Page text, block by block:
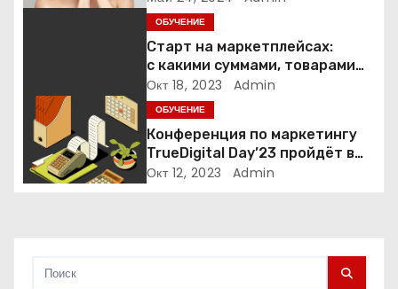
п
и
с
Янины Рыбаковой проводят
бьюти-рынок Беларуси?
ОБУЧЕНИЕ
Старт на маркетплейсах:
с какими суммами, товарами
и на каких площадках
начинают селлеры
Окт 18, 2023 Admin
ОБУЧЕНИЕ
Конференция по маркетингу
TrueDigital Day’23 пройдёт в
сентябре: рассказываем о ней
Окт 12, 2023 Admin